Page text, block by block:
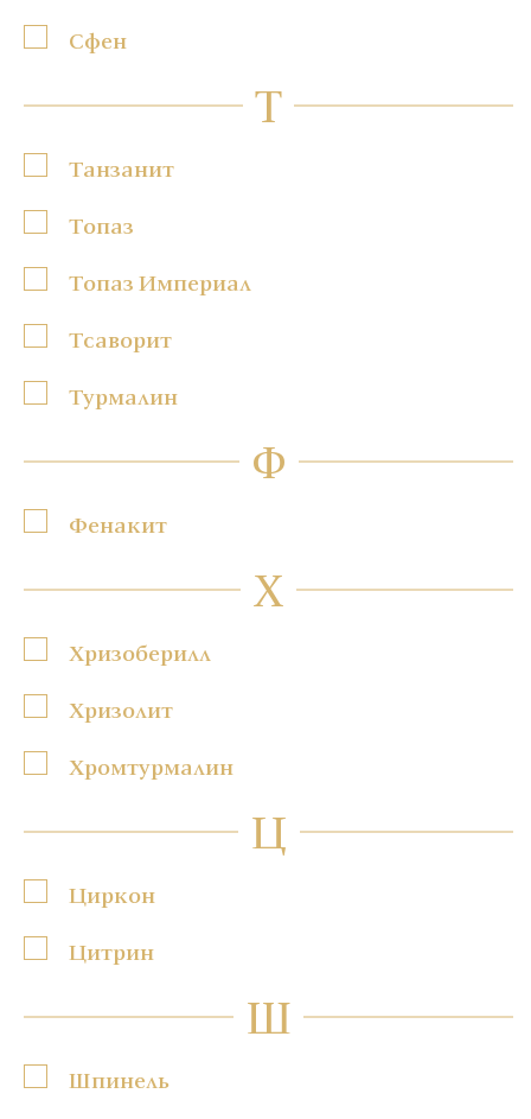
Сфен
Т
Танзанит
Топаз
Топаз Империал
Тсаворит
Турмалин
Ф
Фенакит
Х
Хризоберилл
Хризолит
Хромтурмалин
Ц
Циркон
Цитрин
Ш
Шпинель